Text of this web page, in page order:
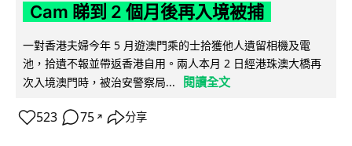
Cam 睇到 2 個月後再入境被捕
一對香港夫婦今年 5 月遊澳門乘的士拾獲他人遺留相機及電
池，拾遺不報並帶返香港自用。兩人本月 2 日經港珠澳大橋再
次入境澳門時，被治安警察局...
閱讀全文
523 75 ↗ 分享